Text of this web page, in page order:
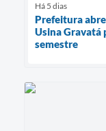
Há 5 dias
Prefeitura
Usina Gravatá
semestre